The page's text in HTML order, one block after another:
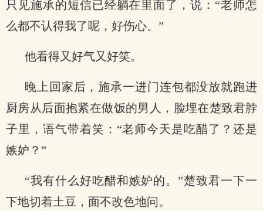
只见施承的短信已经躺在里面了，说：“老师怎
么都不认得我了呢，好伤心。”
他看得又好气又好笑。
晚上回家后，施承一进门连包都没放就跑进
厨房从后面抱紧在做饭的男人，脸埋在楚致君脖
子里，语气带着笑：“老师今天是吃醋了？还是
嫉妒？”
“我有什么好吃醋和嫉妒的。”楚致君一下一
下地切着土豆，面不改色地问。